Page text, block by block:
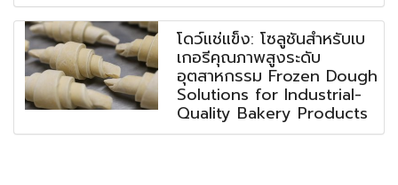
โดว์แช่แข็ง: โซลูชันสำหรับเบ
เกอรีคุณภาพสูงระดับ
อุตสาหกรรม Frozen Dough
Solutions for Industrial-
Quality Bakery Products